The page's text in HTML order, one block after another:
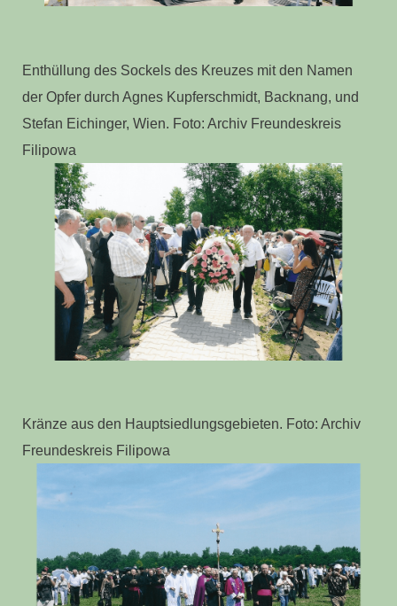
Enthüllung des Sockels des Kreuzes mit den Namen
der Opfer durch Agnes Kupferschmidt, Backnang, und
Stefan Eichinger, Wien. Foto: Archiv Freundeskreis
Filipowa
Kränze aus den Hauptsiedlungsgebieten. Foto: Archiv
Freundeskreis Filipowa